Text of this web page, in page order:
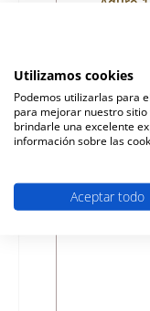
Utilizamos cookies
Podemos utilizarlas para
para mejorar nuestro
brindarle una excelente
información sobre las
Aceptar todo